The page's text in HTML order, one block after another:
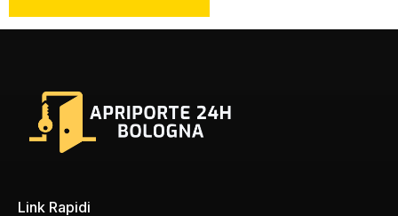
Link Rapidi